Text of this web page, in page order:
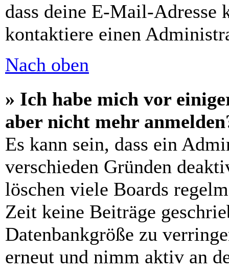
dass deine E-Mail-Adresse
kontaktiere einen
Nach oben
» Ich habe mich vor
aber nicht mehr
Es kann sein, dass ein
verschieden Gründen
löschen viele Boards
Zeit keine Beiträge
Datenbankgröße zu
erneut und nimm aktiv an